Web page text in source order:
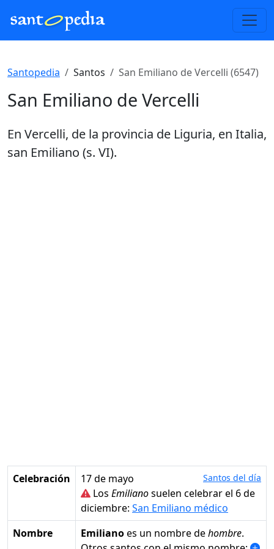
Santopedia Santos San Emiliano de Vercelli (6547)
San Emiliano de Vercelli
En Vercelli, de la provincia de Liguria, en Italia,
san Emiliano (s. VI).
Celebración 17 de mayo Santos del día
Los Emilianosuelen celebrar el 6 de
diciembre: San Emiliano médico
Nombre
Emilianoes un nombre dehombre.